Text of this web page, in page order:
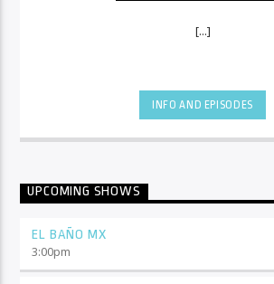
[...]
INFO AND EPISODES
UPCOMING SHOWS
EL BAÑO MX
3:00pm